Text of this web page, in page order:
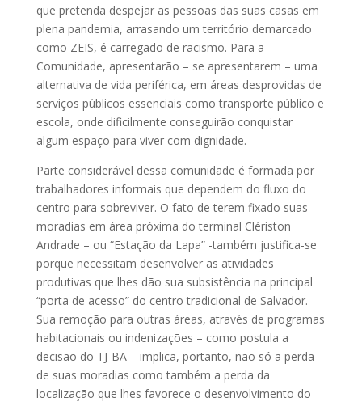
que pretenda despejar as pessoas das suas casas em
plena pandemia, arrasando um território demarcado
como ZEIS, é carregado de racismo. Para a
Comunidade, apresentarão – se apresentarem – uma
alternativa de vida periférica, em áreas desprovidas de
serviços públicos essenciais como transporte público e
escola, onde dificilmente conseguirão conquistar
algum espaço para viver com dignidade.
Parte considerável dessa comunidade é formada por
trabalhadores informais que dependem do fluxo do
centro para sobreviver. O fato de terem fixado suas
moradias em área próxima do terminal Clériston
Andrade – ou “Estação da Lapa” -também justifica-se
porque necessitam desenvolver as atividades
produtivas que lhes dão sua subsistência na principal
“porta de acesso” do centro tradicional de Salvador.
Sua remoção para outras áreas, através de programas
habitacionais ou indenizações – como postula a
decisão do TJ-BA – implica, portanto, não só a perda
de suas moradias como também a perda da
localização que lhes favorece o desenvolvimento do